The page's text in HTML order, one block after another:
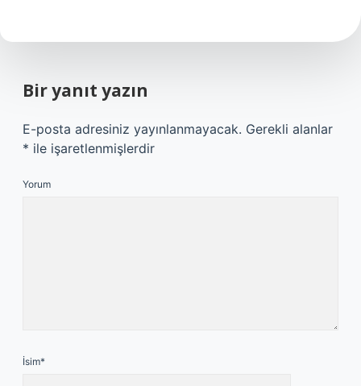
Bir yanıt yazın
E-posta adresiniz yayınlanmayacak. Gerekli alanlar
* ile işaretlenmişlerdir
Yorum
İsim*